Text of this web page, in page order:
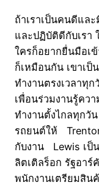
ถ้าเราเป็นคนดีแล
และปฏิบัติดีกับเรา
ใครก็อยากยื่นมือเ
ก็เหมือนกัน เขาเ
ทำงานตรงเวลาทุ
เพื่อนร่วมงานรู้คว
ทำงานตั้งไกลทุกวั
รถยนต์ให้
กับงาน Lewis เป็
ลิตเติลร็อก รัฐอาร์
พนักงานเตรียมสิน